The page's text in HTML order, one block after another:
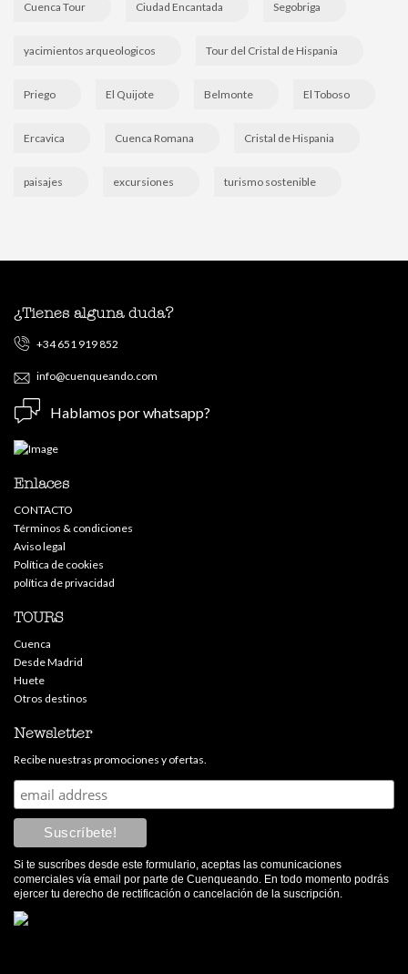
Cuenca Tour Ciudad Encantada Segobriga
yacimientos arqueologicos Tour del Cristal de Hispania
Priego El Quijote Belmonte El Toboso
Ercavica Cuenca Romana Cristal de Hispania
paisajes excursiones turismo sostenible
¿Tienes alguna duda?
+34 651 919 852
info@cuenqueando.com
Hablamos por whatsapp?
Enlaces
CONTACTO
Términos & condiciones
Aviso legal
Política de cookies
política de privacidad
TOURS
Cuenca
Desde Madrid
Huete
Otros destinos
Newsletter
Recibe nuestras promociones y ofertas.
Si te suscríbes desde este formulario, aceptas las comunicaciones
comerciales vía email por parte de Cuenqueando. En todo momento podrás
ejercer tu derecho de rectificación o cancelación de la suscripción.